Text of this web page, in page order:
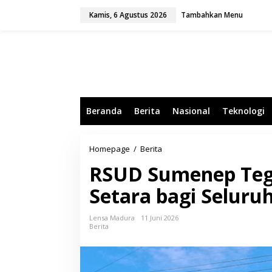
Kamis, 6 Agustus 2026 Tambahkan Menu
Beranda Berita Nasional Teknologi
Homepage / Berita
U
D
S
u
m
e
T
RSUD Sumenep
Setara bagi
Lensa Madura
11 Juni 2026
Berita